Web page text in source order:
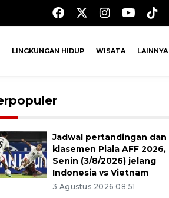
LINGKUNGAN HIDUP WISATA LAINNYA
Jadwal pertandingan dan
klasemen Piala AFF 2026,
Senin (3/8/2026) jelang
Indonesia vs Vietnam
3 Agustus 2026 08:51